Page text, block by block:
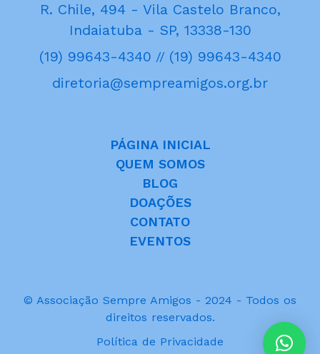
R. Chile, 494 - Vila Castelo Branco,
Indaiatuba - SP, 13338-130
(19) 99643-4340 // (19) 99643-4340
diretoria@sempreamigos.org.br
PÁGINA INICIAL
QUEM SOMOS
BLOG
DOAÇÕES
CONTATO
EVENTOS
© Associação Sempre Amigos - 2024 - Todos os
direitos reservados.
Política de Privacidade